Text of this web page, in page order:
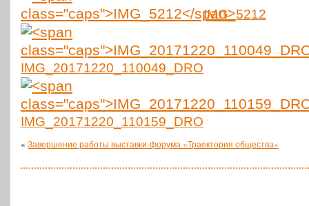
IMG_5212
IMG_20171220_110049_DRO
IMG_20171220_110159_DRO
« Завершение работы выставки-форума «Траектория общества»